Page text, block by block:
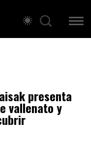
presenta
vallenato y